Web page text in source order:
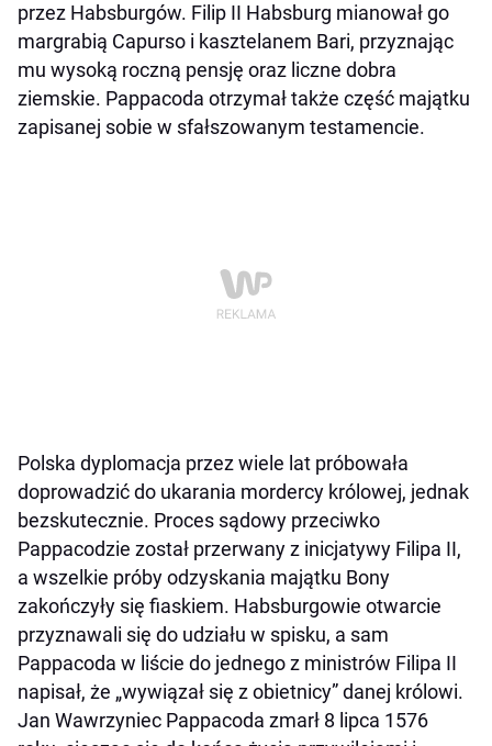
przez Habsburgów. Filip II Habsburg mianował go
margrabią Capurso i kasztelanem Bari, przyznając
mu wysoką roczną pensję oraz liczne dobra
ziemskie. Pappacoda otrzymał także część majątku
zapisanej sobie w sfałszowanym testamencie.
Polska dyplomacja przez wiele lat próbowała
doprowadzić do ukarania mordercy królowej, jednak
bezskutecznie. Proces sądowy przeciwko
Pappacodzie został przerwany z inicjatywy Filipa II,
a wszelkie próby odzyskania majątku Bony
zakończyły się fiaskiem. Habsburgowie otwarcie
przyznawali się do udziału w spisku, a sam
Pappacoda w liście do jednego z ministrów Filipa II
napisał, że „wywiązał się z obietnicy” danej królowi.
Jan Wawrzyniec Pappacoda zmarł 8 lipca 1576